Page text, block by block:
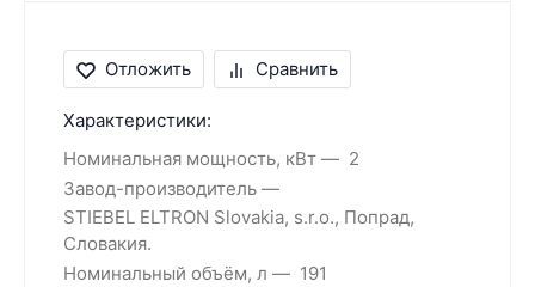
Отложить Сравнить
Характеристики:
Номинальная мощность, кВт
2
Завод-производитель
STIEBEL ELTRON Slovakia, s.r.o., Попрад,
Словакия.
Номинальный объём, л
191